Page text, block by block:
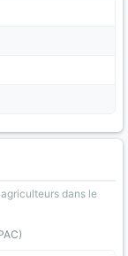
dans le